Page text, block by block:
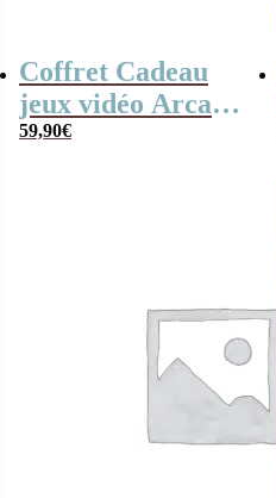
Coffret Cadeau
jeux vidéo Arcade
70s (Avec Mini
59,90€